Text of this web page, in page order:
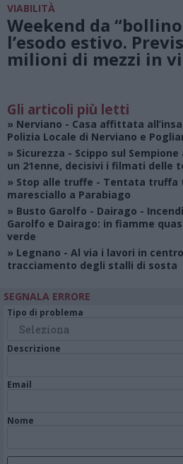
VIABILITÀ
Weekend da
l’esodo estivo.
milioni di mezzi in
Gli articoli più letti
» Nerviano - Casa affittata
Polizia Locale di Nerviano e
» Sicurezza - Scippo sul
un 21enne, decisivi i filmati delle
» Stop alle truffe - Tentata truffa
maresciallo a Parabiago
» Busto Garolfo - Dairago -
Garolfo e Dairago: in fiamme
verde
» Legnano - Al via i lavori in
tracciamento degli stalli di sosta
SEGNALA ERRORE
Tipo di problema
Descrizione
Email
Nome